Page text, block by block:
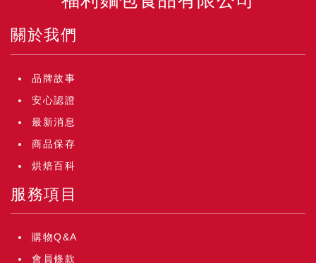
關於我們
品牌故事
安心認證
最新消息
商品保存
烘焙百科
服務項目
購物Q&A
會員條款